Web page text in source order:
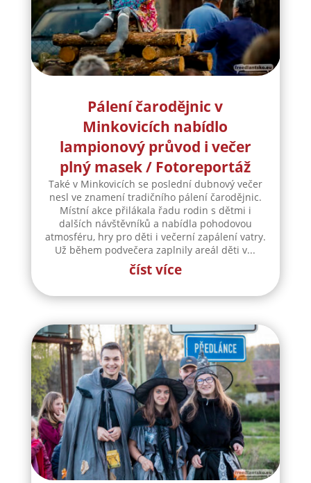
Pálení čarodějnic v
Minkovicích nabídlo
lampionový průvod i večer
plný masek / Fotoreportáž
Také v Minkovicích se poslední dubnový večer
nesl ve znamení tradičního pálení čarodějnic.
Místní akce přilákala řadu rodin s dětmi i
dalších návštěvníků a nabídla pohodovou
atmosféru, hry pro děti i večerní zapálení vatry.
Už během podvečera zaplnily areál děti v...
číst více